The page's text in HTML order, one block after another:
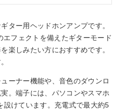
ター用ヘッドホンアンプです。
フェクトを備えたギターモード
楽しみたい方におすすめです。
ーナー機能や、音色のダウンロ
。端子には、パソコンやスマホ
設けています。充電式で最大約5